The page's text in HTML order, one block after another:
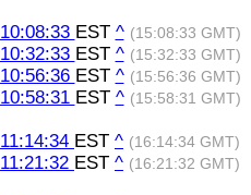
10:08:33 EST ^ (15:08:33 GMT)
10:32:33 EST ^ (15:32:33 GMT)
10:56:36 EST ^ (15:56:36 GMT)
10:58:31 EST ^ (15:58:31 GMT)
11:14:34 EST ^ (16:14:34 GMT)
11:21:32 EST ^ (16:21:32 GMT)